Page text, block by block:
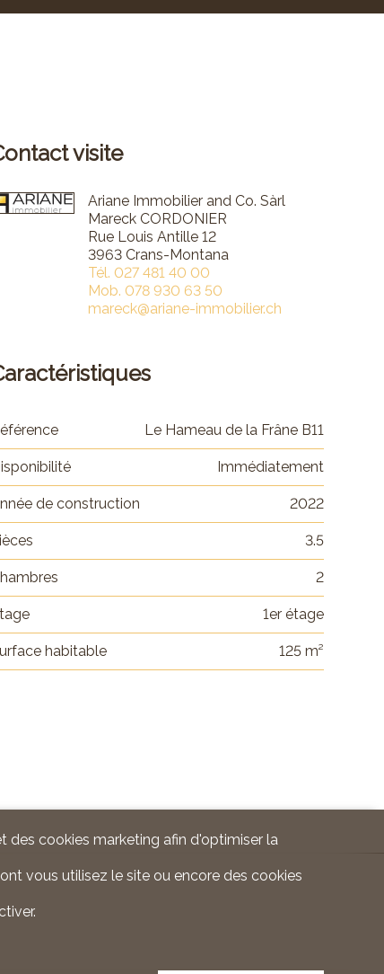
visite
Ariane Immobilier and Co. Sàrl
Mareck CORDONIER
Rue Louis Antille 12
3963 Crans-Montana
Tél. 027 481 40 00
Mob. 078 930 63 50
mareck@ariane-immobilier.ch
Le Hameau de la Frâne B11
Immédiatement
de construction 2022
3.5
2
1er étage
habitable 125 m²
des cookies marketing afin d'optimiser la
vous utilisez le site ou encore des cookies